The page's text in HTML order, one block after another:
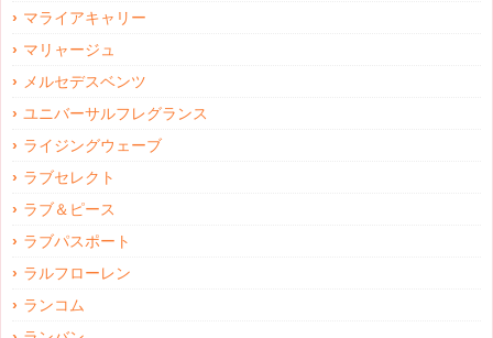
マライアキャリー
マリャージュ
メルセデスベンツ
ユニバーサルフレグランス
ライジングウェーブ
ラブセレクト
ラブ＆ピース
ラブパスポート
ラルフローレン
ランコム